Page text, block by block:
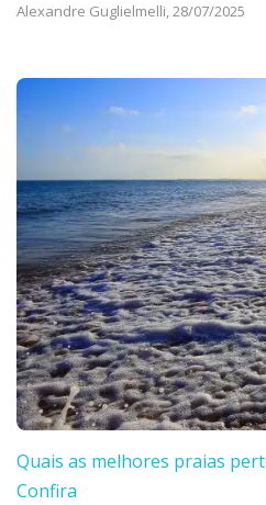
Alexandre Guglielmelli,28/07/2025
Quais as melhores praias
Confira